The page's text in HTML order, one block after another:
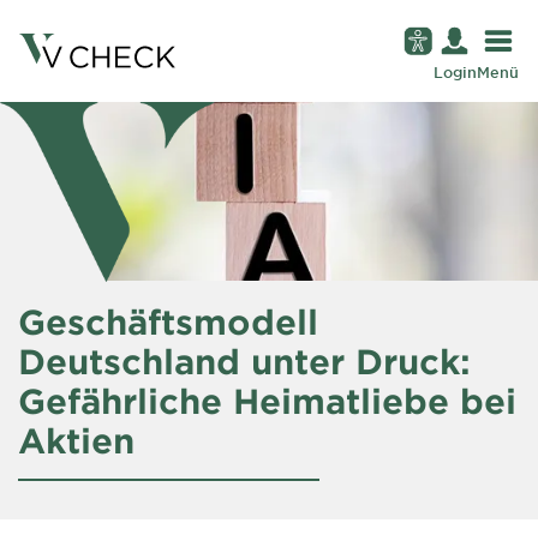
LoginMenü
Geschäftsmodell
Deutschland unter Druck:
Gefährliche Heimatliebe bei
Aktien